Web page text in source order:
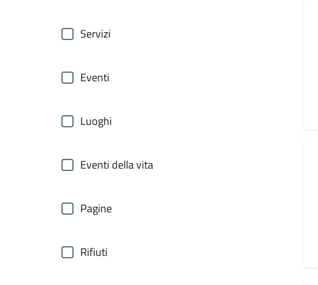
Servizi
Eventi
Luoghi
Eventi della vita
Pagine
Rifiuti